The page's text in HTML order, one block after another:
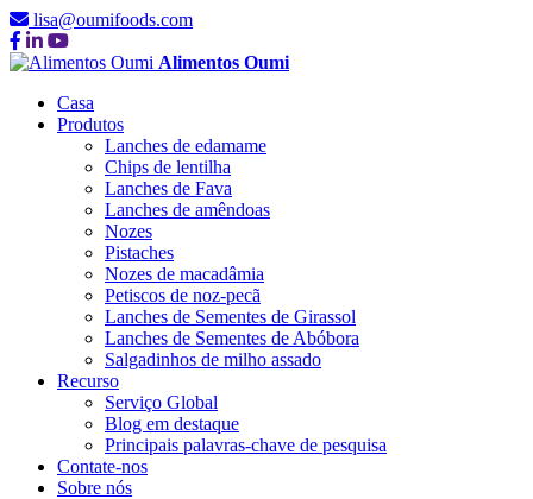
lisa@oumifoods.com
Alimentos Oumi
Casa
Produtos
Lanches de edamame
Chips de lentilha
Lanches de Fava
Lanches de amêndoas
Nozes
Pistaches
Nozes de macadâmia
Petiscos de noz-pecã
Lanches de Sementes de Girassol
Lanches de Sementes de Abóbora
Salgadinhos de milho assado
Recurso
Serviço Global
Blog em destaque
Principais palavras-chave de pesquisa
Contate-nos
Sobre nós